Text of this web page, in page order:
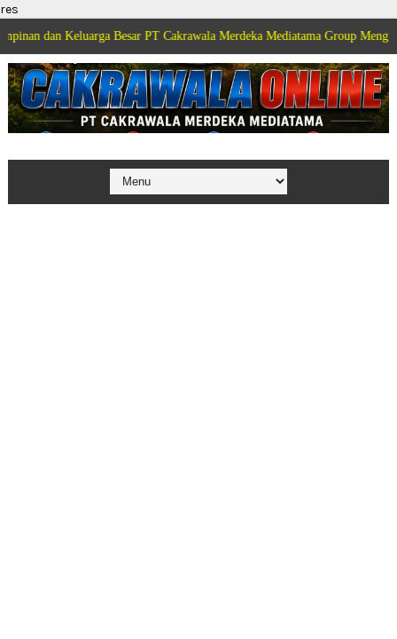
res
Keluarga Besar PT Cakrawala Merdeka Mediatama Group Mengucapkan